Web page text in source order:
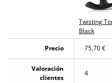
Twisting
Black
Precio
75,70 €
Valoración
clientes
4